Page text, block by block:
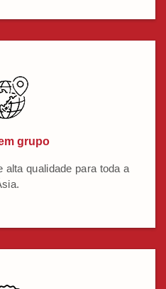
grupo
alta qualidade para toda a